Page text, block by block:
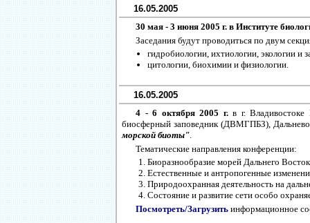
16.05.2005
30 мая - 3 июня 2005 г. в Институте
Заседания будут проводиться по двум
гидробиологии, ихтиологии, экологии и
цитологии, биохимии и физиологии.
16.05.2005
4 - 6 октября 2005 г.в г.
биосферный заповедник (ДВМГПБЗ),
морской биоты".
Тематические направления конференции:
Биоразнообразие морей Дальнего
Естественные и антропогенные
Природоохранная деятельность на
Состояние и развитие сети особо
Посмотреть/Загрузить информационное